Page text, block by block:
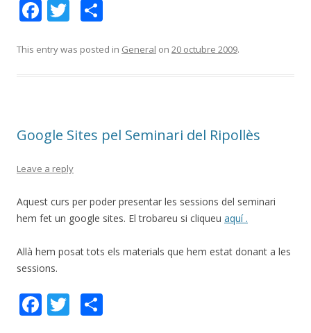
F
e
k
T
itt m
ix
This entry was posted in General on 20 octubre 2009.
Google Sites pel Seminari del Ripollès
Leave a reply
Aquest curs per poder presentar les sessions del seminari
hem fet un google sites. El trobareu si cliqueu aquí .
Allà hem posat tots els materials que hem estat donant a les
sessions.
F T